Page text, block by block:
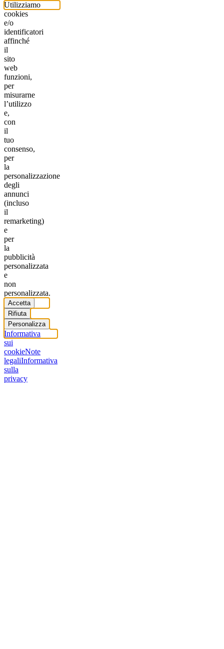
Utilizziamo
cookies
e/o
identificatori
affinché
il
sito
web
funzioni,
per
misurarne
l’utilizzo
e,
con
il
tuo
consenso,
per
la
personalizzazione
degli
annunci
(incluso
il
remarketing)
e
per
la
pubblicità
personalizzata
e
non
personalizzata.
Accetta
Rifiuta
Personalizza
Informativa
sui
cookieNote
legaliInformativa
sulla
privacy